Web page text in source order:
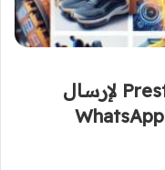
تكامل Whats360 مع Prestashop لإرسال